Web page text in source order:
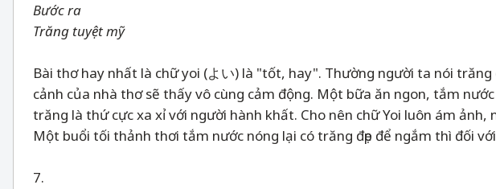
Bước ra
Trăng tuyệt mỹ
Bài thơ hay nhất là chữ yoi (よい) là "tốt, hay". Thường người ta nói
cảnh của nhà thơ sẽ thấy vô cùng cảm động. Một bữa ăn ngon, tắm
trăng là thứ cực xa xỉ với người hành khất. Cho nên chữ Yoi luôn ám
Một buổi tối thảnh thơi tắm nước nóng lại có trăng đẹp để ngắm thì đối
7.